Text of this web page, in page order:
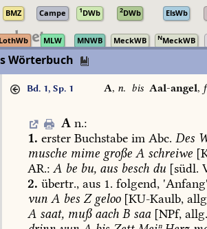
BMZ Campe 1DWb 2DWb ElsWb
LothWb MLW MNWB MeckWB NMeckWB
Wörterbuch
Bd. 1, Sp. 1 A, n. bis Aal-angel,
A n.:
1. erster Buchstabe im Abc. Des
musche mime große A schreiwe
AR.: A be bu, aus besch du [südl.
2. übertr., aus 1. folgend,
vun A bes Zgeloo[KU-Kaulb,
A saat, mußaach B saa[NPf,